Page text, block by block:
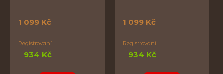
1 099 Kč
Registrovaní
934 Kč
1 099 Kč
Registrovaní
934 Kč